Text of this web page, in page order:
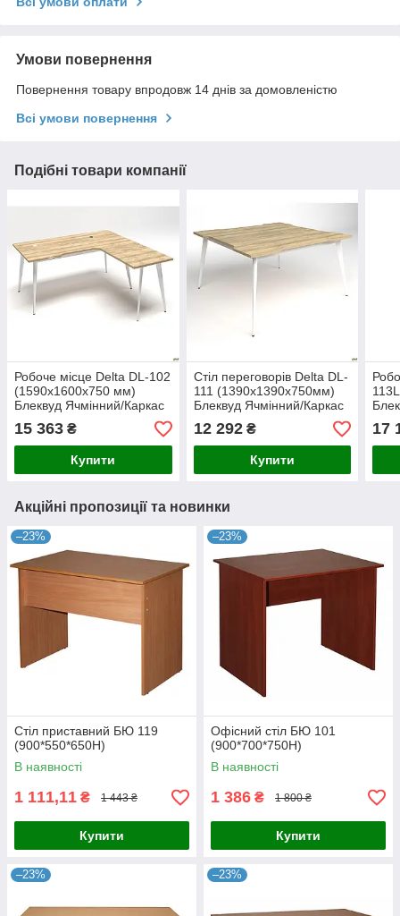
Умови повернення
Повернення товару впродовж 14 днів за домовленістю
Всі умови повернення
Подібні товари компанії
Робоче місце Delta DL-102
(1590х1600х750 мм)
Блеквуд Ячмінний/Каркас
білий
15 363 ₴
Купити
Стіл переговорів Delta DL-
111 (1390х1390х750мм)
Блеквуд Ячмінний/Каркас
білий
12 292₴
Купити
17
Акційні пропозиції та новинки
–23%
Стіл приставний БЮ 119
(900*550*650Н)
В наявності
1 111,11 ₴ 1 443 ₴
Купити
–23%
Офісний стіл БЮ 101
(900*700*750Н)
В наявності
1 386 ₴ 1 800 ₴
Купити
–23% –23%